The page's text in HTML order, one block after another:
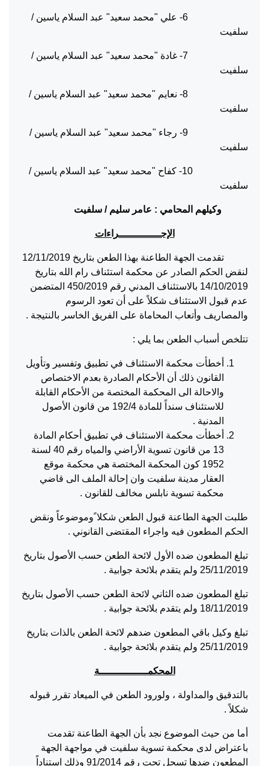
6- علي "محمد سعيد" عبد السلام ياسين /
سلفيت
7- غادة "محمد سعيد" عبد السلام ياسين /
سلفيت
8- نعايم "محمد سعيد" عبد السلام ياسين /
سلفيت
9- رجاء "محمد سعيد" عبد السلام ياسين /
سلفيت
10- كفاح "محمد سعيد" عبد السلام ياسين /
سلفيت
وكيلهم المحامي : عامر سليم / سلفيت
الإجــــــــــــــراءات
تقدمت الجهة الطاعنة بهذا الطعن بتاريخ 12/11/2019
لنقض الحكم الصادر عن محكمة استئناف رام الله بتاريخ
14/10/2019 بالاستئناف المدني رقم 450/2019 المتضمن
عدم قبول الاستئناف شكلاً على أن تعود الرسوم
والمصاريف وأتعاب المحاماة على الفريق الخاسر بالنتيجة .
تتلخص أسباب الطعن بما يلي :
أخطأت محكمة الاستئناف في تطبيق وتفسير وتأويل
القانون ذلك أن الأحكام الصادرة بعدم الاختصاص
والاحالة الى المحكمة المختصة من الأحكام القابلة
للاستئناف سنداً للمادة 192/4 من قانون الأصول
المدنية .
أخطأت محكمة الاستئناف في تطبيق أحكام المادة
13 من قانون تسوية الأراضي والمياه رقم 40 لسنة
1952 كون المحكمة المختصة هي محكمة موقع
العقار مدينة سلفيت وان إحالة الملف الى قاضي
محكمة تسوية نابلس مخالف للقانون .
طلبت الجهة الطاعنة قبول الطعن شكلا ًوموضوعاً ونقض
الحكم المطعون فيه واجراء المقتضى القانوني .
تبلغ المطعون ضده الأول لائحة الطعن حسب الأصول بتاريخ
25/11/2019 ولم يتقدم بلائحة جوابية .
تبلغ المطعون ضده الثاني لائحة الطعن حسب الأصول بتاريخ
18/11/2019 ولم يتقدم بلائحة جوابية .
تبلغ وكيل باقي المطعون ضدهم لائحة الطعن بالذات بتاريخ
25/11/2019 ولم يتقدم بلائحة جوابية .
المحكمــــــــــــــــة
بالتدقيق والمداولة ، ولورود الطعن في الميعاد تقرر قبوله
شكلاً .
أما من حيث الموضوع نجد بأن الجهة الطاعنة تقدمت
باعتراض لدى محكمة تسوية سلفيت في مواجهة الجهة
المطعون ضدها تسجل تحت رقم 91/2014 وذلك استناداً